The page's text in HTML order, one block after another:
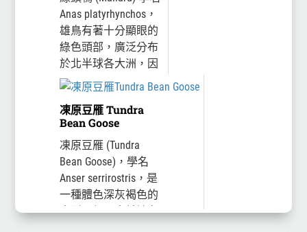
台灣為稀有...
Anas platyrhynchos，
雄鳥有著十分顯眼的
綠色頭部，廣泛分布
於北半球各大洲，因
此在一些圖鑑在介紹
其他雁鴨時經常以綠
頭鴨作為比較的基
準。綠頭鴨在台灣為
稀有的...
凍原豆雁 Tundra
Bean Goose
凍原豆雁 (Tundra
Bean Goose)，學名
Anser serrirostris，是
一種體色深灰褐色的
大型雁類，喙前端有